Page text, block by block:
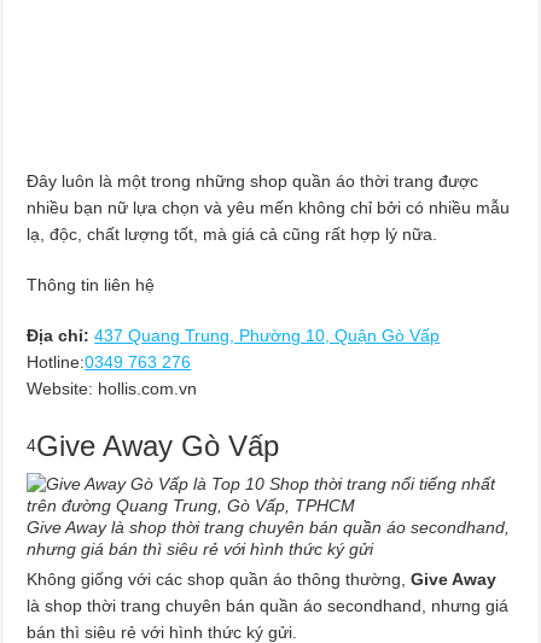
Đây luôn là một trong những shop quần áo thời trang được
nhiều bạn nữ lựa chọn và yêu mến không chỉ bởi có nhiều mẫu
lạ, độc, chất lượng tốt, mà giá cả cũng rất hợp lý nữa.
Thông tin liên hệ
Địa chỉ: 437 Quang Trung, Phường 10, Quận Gò Vấp
Hotline:0349 763 276
Website: hollis.com.vn
4Give Away Gò Vấp
Give Away là shop thời trang chuyên bán quần áo secondhand,
nhưng giá bán thì siêu rẻ với hình thức ký gửi
Không giống với các shop quần áo thông thường,Give Away
là shop thời trang chuyên bán quần áo secondhand, nhưng giá
bán thì siêu rẻ với hình thức ký gửi.